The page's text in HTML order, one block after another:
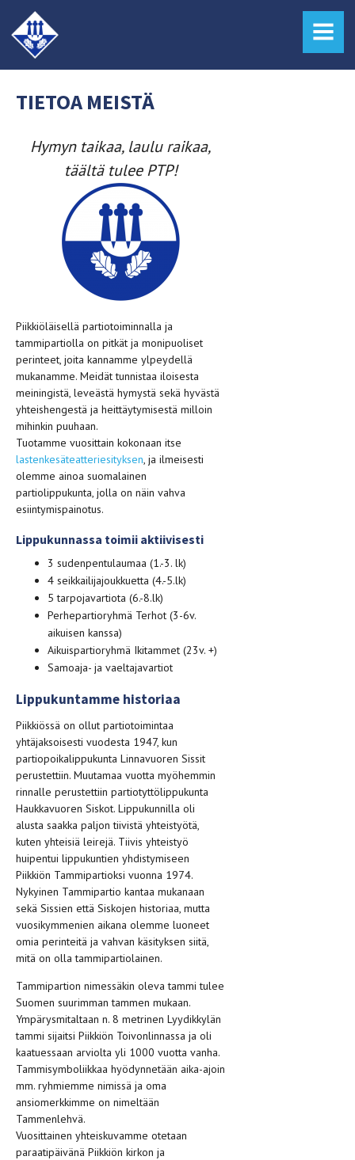
MENU
TIETOA MEISTÄ
Hymyn taikaa, laulu raikaa,
täältä tulee PTP!
Piikkiöläisellä partiotoiminnalla ja
tammipartiolla on pitkät ja monipuoliset
perinteet, joita kannamme ylpeydellä
mukanamme. Meidät tunnistaa iloisesta
meiningistä, leveästä hymystä sekä hyvästä
yhteishengestä ja heittäytymisestä milloin
mihinkin puuhaan.
Tuotamme vuosittain kokonaan itse
lastenkesäteatteriesityksen, ja ilmeisesti
olemme ainoa suomalainen
partiolippukunta, jolla on näin vahva
esiintymispainotus.
Lippukunnassa toimii aktiivisesti
3 sudenpentulaumaa (1.-3. lk)
4 seikkailijajoukkuetta (4.-5.lk)
5 tarpojavartiota (6.-8.lk)
Perhepartioryhmä Terhot (3-6v.
aikuisen kanssa)
Aikuispartioryhmä Ikitammet (23v. +)
Samoaja- ja vaeltajavartiot
Lippukuntamme historiaa
Piikkiössä on ollut partiotoimintaa
yhtäjaksoisesti vuodesta 1947, kun
partiopoikalippukunta Linnavuoren Sissit
perustettiin. Muutamaa vuotta myöhemmin
rinnalle perustettiin partiotyttölippukunta
Haukkavuoren Siskot. Lippukunnilla oli
alusta saakka paljon tiivistä yhteistyötä,
kuten yhteisiä leirejä. Tiivis yhteistyö
huipentui lippukuntien yhdistymiseen
Piikkiön Tammipartioksi vuonna 1974.
Nykyinen Tammipartio kantaa mukanaan
sekä Sissien että Siskojen historiaa, mutta
vuosikymmenien aikana olemme luoneet
omia perinteitä ja vahvan käsityksen siitä,
mitä on olla tammipartiolainen.
Tammipartion nimessäkin oleva tammi tulee
Suomen suurimman tammen mukaan.
Ympärysmitaltaan n. 8 metrinen Lyydikkylän
tammi sijaitsi Piikkiön Toivonlinnassa ja oli
kaatuessaan arviolta yli 1000 vuotta vanha.
Tammisymboliikkaa hyödynnetään aika-ajoin
mm. ryhmiemme nimissä ja oma
ansiomerkkimme on nimeltään
Tammenlehvä.
Vuosittainen yhteiskuvamme otetaan
paraatipäivänä Piikkiön kirkon ja